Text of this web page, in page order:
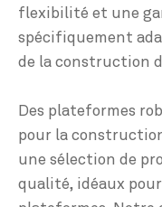
flexibilité et une
spécifiquement
de la construction
Des plateformes
pour la
une sélection de
qualité, idéaux